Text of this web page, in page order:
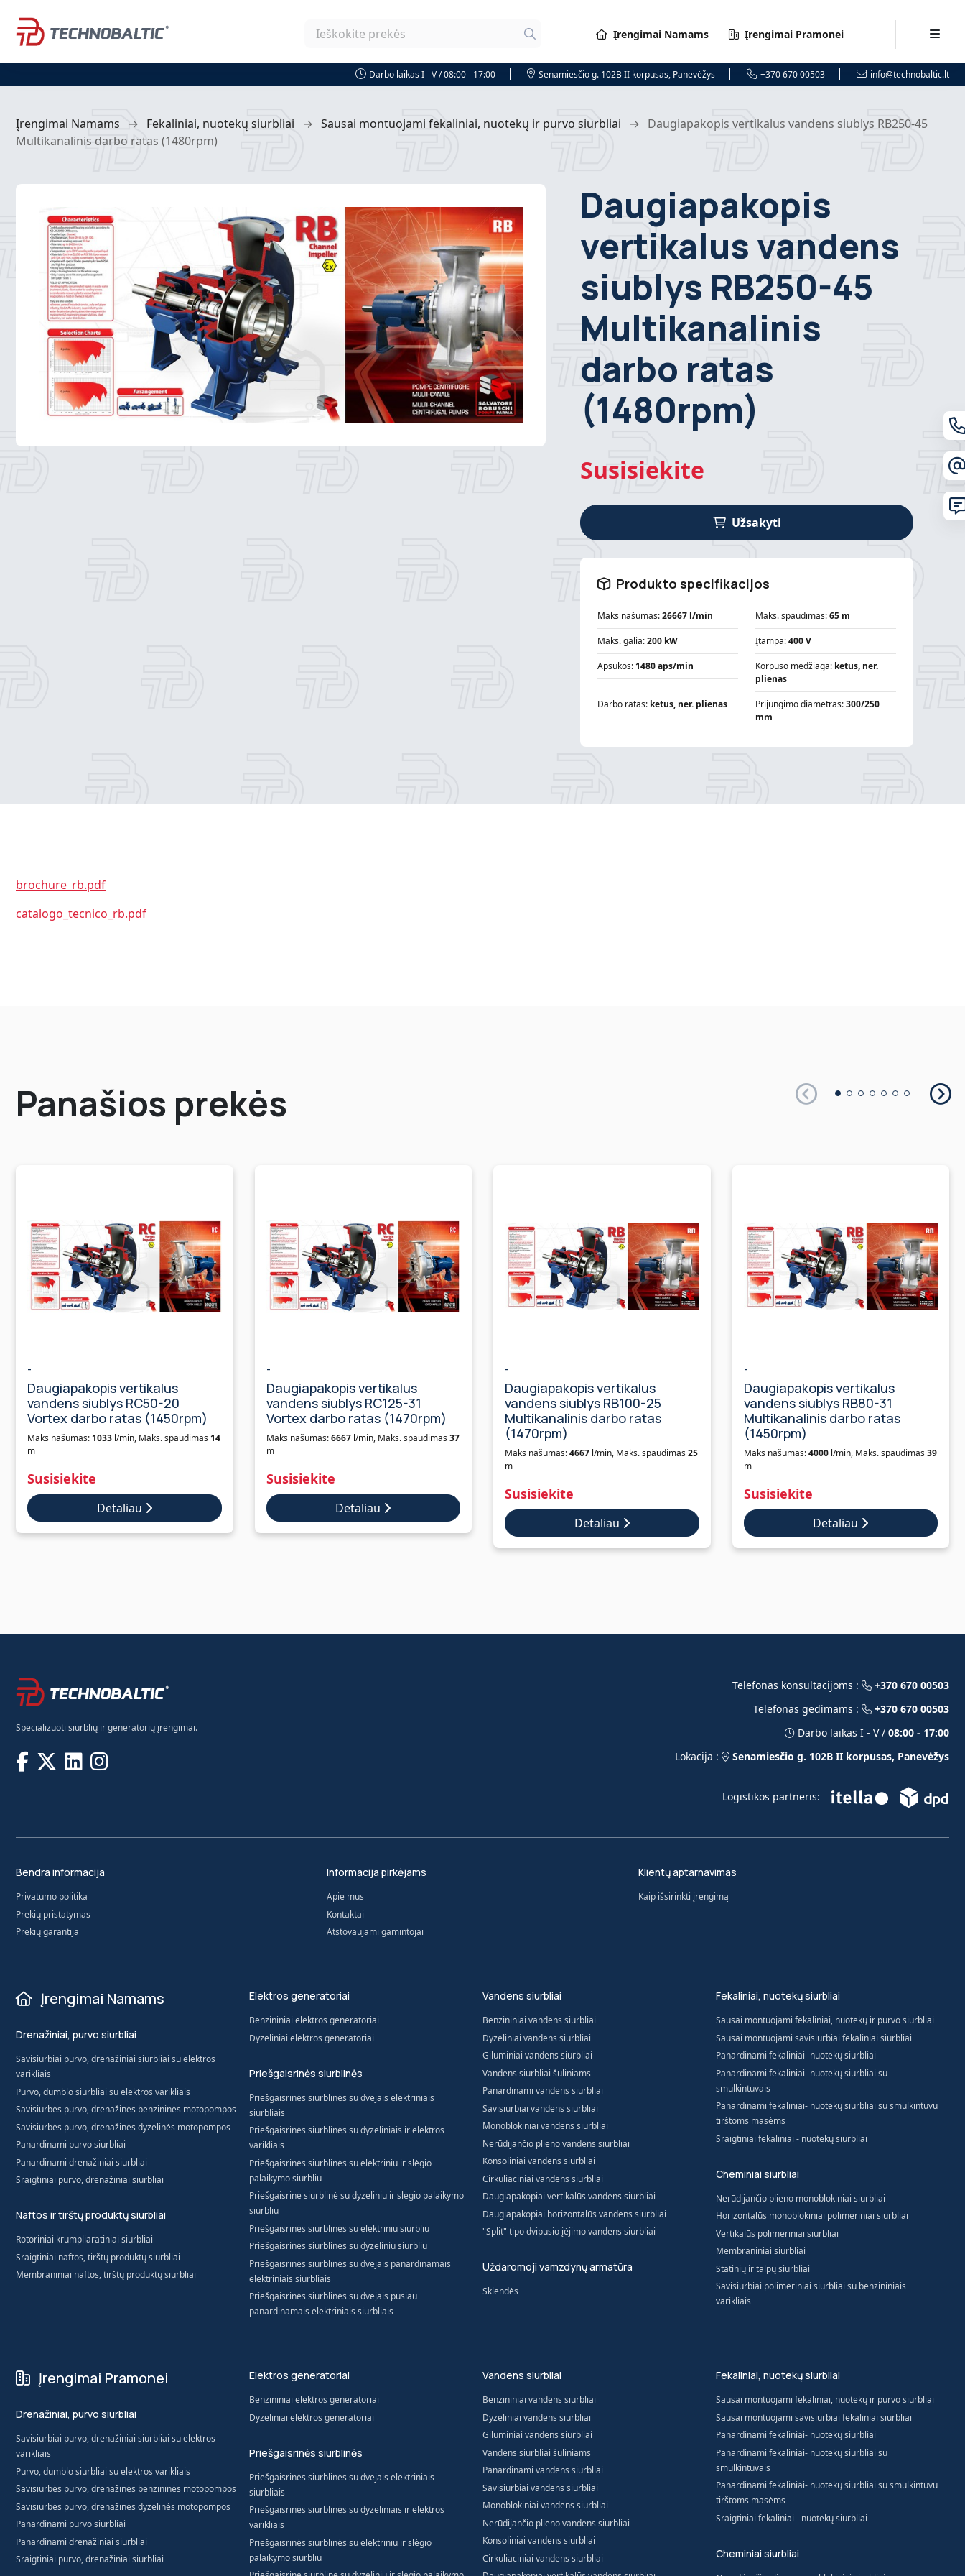
Įrengimai Namams Įrengimai Pramonei
Darbo laikas I - V / 08:00 - 17:00 Senamiesčio g. 102B II korpusas, Panevėžys +370 670 00503 info@technobaltic.lt
Įrengimai Namams → Fekaliniai, nuotekų siurbliai → Sausai montuojami fekaliniai, nuotekų ir purvo siurbliai → Daugiapakopis vertikalus vandens siublys RB250-45
Multikanalinis darbo ratas (1480rpm)
Daugiapakopis
vertikalus vandens
siublys RB250-45
Multikanalinis
darbo ratas
(1480rpm)
Susisiekite
Užsakyti
Produkto specifikacijos
Maks našumas:26667 l/min Maks. spaudimas:65 m
Maks. galia:200 kW Įtampa:400 V
Apsukos: 1480 aps/min Korpuso medžiaga: ketus, ner.
plienas
Darbo ratas: ketus, ner. plienas Prijungimo diametras:300/250
mm
brochure_rb.pdf
catalogo_tecnico_rb.pdf
Panašios prekės
-
Daugiapakopis vertikalus
vandens siublys RC50-20
Vortex darbo ratas (1450rpm)
Maks našumas: 1033 l/min, Maks. spaudimas 14
m
Susisiekite
Detaliau
-
Daugiapakopis vertikalus
vandens siublys RC125-31
Vortex darbo ratas (1470rpm)
Maks našumas:6667l/min, Maks. spaudimas37
m
Susisiekite
Detaliau
-
Daugiapakopis vertikalus
vandens siublys RB100-25
Multikanalinis darbo ratas
(1470rpm)
Maks našumas:4667 l/min, Maks. spaudimas25
m
Susisiekite
Detaliau
-
Daugiapakopis vertikalus
vandens siublys RB80-31
Multikanalinis darbo ratas
(1450rpm)
Maks našumas:4000l/min, Maks. spaudimas39
m
Susisiekite
Detaliau
Specializuoti siurblių ir generatorių įrengimai.
Telefonas konsultacijoms :
+370 670 00503
Telefonas gedimams :
+370 670 00503
Darbo laikas I - V / 08:00 - 17:00
Lokacija :
Senamiesčio g. 102B II korpusas, Panevėžys
Logistikos partneris:
Bendra informacija
Privatumo politika
Prekių pristatymas
Prekių garantija
Informacija pirkėjams
Apie mus
Kontaktai
Atstovaujami gamintojai
Klientų aptarnavimas
Kaip išsirinkti įrengimą
Įrengimai Namams Elektros generatoriai
Benzininiai elektros generatoriai
Dyzeliniai elektros generatoriai
Vandens siurbliai
Benzininiai vandens siurbliai
Dyzeliniai vandens siurbliai
Giluminiai vandens siurbliai
Vandens siurbliai šuliniams
Panardinami vandens siurbliai
Savisiurbiai vandens siurbliai
Monoblokiniai vandens siurbliai
Nerūdijančio plieno vandens siurbliai
Konsoliniai vandens siurbliai
Cirkuliaciniai vandens siurbliai
Daugiapakopiai vertikalūs vandens siurbliai
Daugiapakopiai horizontalūs vandens siurbliai
"Split" tipo dvipusio įėjimo vandens siurbliai
Fekaliniai, nuotekų siurbliai
Sausai montuojami fekaliniai, nuotekų ir purvo siurbliai
Sausai montuojami savisiurbiai fekaliniai siurbliai
Panardinami fekaliniai- nuotekų siurbliai
Panardinami fekaliniai- nuotekų siurbliai su
smulkintuvais
Panardinami fekaliniai- nuotekų siurbliai su smulkintuvu
tirštoms masėms
Sraigtiniai fekaliniai - nuotekų siurbliai
Drenažiniai, purvo siurbliai
Savisiurbiai purvo, drenažiniai siurbliai su elektros
varikliais
Purvo, dumblo siurbliai su elektros varikliais
Savisiurbės purvo, drenažinės benzininės motopompos
Savisiurbės purvo, drenažinės dyzelinės motopompos
Panardinami purvo siurbliai
Panardinami drenažiniai siurbliai
Sraigtiniai purvo, drenažiniai siurbliai
Priešgaisrinės siurblinės
Priešgaisrinės siurblinės su dvejais elektriniais
siurbliais
Priešgaisrinės siurblinės su dyzeliniais ir elektros
varikliais
Priešgaisrinės siurblinės su elektriniu ir slėgio
palaikymo siurbliu
Priešgaisrinė siurblinė su dyzeliniu ir slėgio palaikymo
siurbliu
Priešgaisrinės siurblinės su elektriniu siurbliu
Priešgaisrinės siurblinės su dyzeliniu siurbliu
Priešgaisrinės siurblinės su dvejais panardinamais
elektriniais siurbliais
Priešgaisrinės siurblinės su dvejais pusiau
panardinamais elektriniais siurbliais
Cheminiai siurbliai
Nerūdijančio plieno monoblokiniai siurbliai
Horizontalūs monoblokiniai polimeriniai siurbliai
Vertikalūs polimeriniai siurbliai
Membraniniai siurbliai
Statinių ir talpų siurbliai
Savisiurbiai polimeriniai siurbliai su benzininiais
varikliais
Naftos ir tirštų produktų siurbliai
Rotoriniai krumpliaratiniai siurbliai
Sraigtiniai naftos, tirštų produktų siurbliai
Membraniniai naftos, tirštų produktų siurbliai
Uždaromoji vamzdynų armatūra
Sklendės
Įrengimai Pramonei Elektros generatoriai
Benzininiai elektros generatoriai
Dyzeliniai elektros generatoriai
Vandens siurbliai
Benzininiai vandens siurbliai
Dyzeliniai vandens siurbliai
Giluminiai vandens siurbliai
Vandens siurbliai šuliniams
Panardinami vandens siurbliai
Savisiurbiai vandens siurbliai
Monoblokiniai vandens siurbliai
Nerūdijančio plieno vandens siurbliai
Konsoliniai vandens siurbliai
Cirkuliaciniai vandens siurbliai
Fekaliniai, nuotekų siurbliai
Sausai montuojami fekaliniai, nuotekų ir purvo siurbliai
Sausai montuojami savisiurbiai fekaliniai siurbliai
Panardinami fekaliniai- nuotekų siurbliai
Panardinami fekaliniai- nuotekų siurbliai su
smulkintuvais
Panardinami fekaliniai- nuotekų siurbliai su smulkintuvu
tirštoms masėms
Sraigtiniai fekaliniai - nuotekų siurbliai
Drenažiniai, purvo siurbliai
Savisiurbiai purvo, drenažiniai siurbliai su elektros
varikliais
Purvo, dumblo siurbliai su elektros varikliais
Savisiurbės purvo, drenažinės benzininės motopompos
Savisiurbės purvo, drenažinės dyzelinės motopompos
Panardinami purvo siurbliai
Panardinami drenažiniai siurbliai
Sraigtiniai purvo, drenažiniai siurbliai
Priešgaisrinės siurblinės
Priešgaisrinės siurblinės su dvejais elektriniais
siurbliais
Priešgaisrinės siurblinės su dyzeliniais ir elektros
varikliais
Priešgaisrinės siurblinės su elektriniu ir slėgio
palaikymo siurbliu
Cheminiai siurbliai